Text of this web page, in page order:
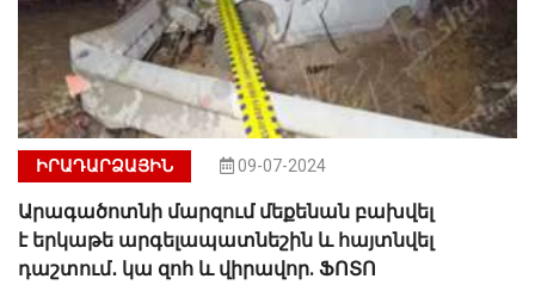
ԻՐԱԴԱՐՁԱՅԻՆ 09-07-2024
Արագածոտնի մարզում մեքենան բախվել
է երկաթե արգելապատնեշին և հայտնվել
դաշտում․ կա զոհ և վիրավոր. ՖՈՏՈ